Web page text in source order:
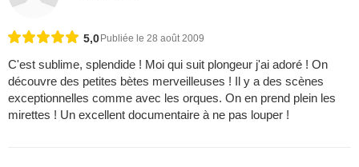
5,0 Publiée le 28 août 2009
C'est sublime, splendide ! Moi qui suit plongeur j'ai adoré ! On
découvre des petites bètes merveilleuses ! Il y a des scènes
exceptionnelles comme avec les orques. On en prend plein les
mirettes ! Un excellent documentaire à ne pas louper !